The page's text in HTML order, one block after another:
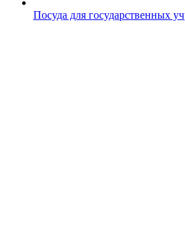
Посуда для государственных